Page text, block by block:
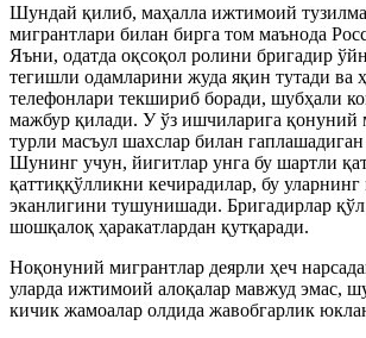
Шундай қилиб, маҳалла ижтимоий
мигрантлари билан бирга том маънода
Яъни, одатда оқсоқол ролини бригадир
тегишли одамларини жуда яқин тутади ва
телефонлари текшириб боради, шубҳали
мажбур қилади. У ўз ишчиларига қонуний
турли масъул шахслар билан
Шунинг учун, йигитлар унга бу шартли
қаттиққўлликни кечирадилар, бу
эканлигини тушунишади. Бригадирлар қўл
шошқалоқ ҳаракатлардан қутқаради.
Ноқонуний мигрантлар деярли ҳеч
уларда ижтимоий алоқалар мавжуд эмас,
кичик жамоалар олдида жавобгарлик